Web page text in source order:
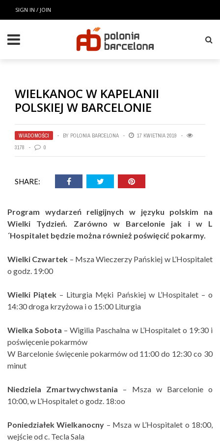
SIGN IN / JOIN
WIELKANOC W KAPELANII
POLSKIEJ W BARCELONIE
WIADOMOŚCI BY POLONIA BARCELONA
17 KWIETNIA 2019
3178
0
SHARE:
Program wydarzeń religijnych w języku polskim na
Wielki Tydzień. Zarówno w Barcelonie jak i w L
´Hospitalet będzie można również poświęcić pokarmy.
Wielki Czwartek – Msza Wieczerzy Pańskiej w L’Hospitalet
o godz. 19:00
Wielki Piątek – Liturgia Męki Pańskiej w L’Hospitalet – o
14:30 droga krzyżowa i o 15:00 Liturgia
Wielka Sobota – Wigilia Paschalna w L’Hospitalet o 19:30 i
poświęcenie pokarmów
W Barcelonie święcenie pokarmów od 11:00 do 12:30 co 30
minut
Niedziela Zmartwychwstania – Msza w Barcelonie o
10:00, w L’Hospitalet o godz. 18:oo
Poniedziałek Wielkanocny – Msza w L’Hospitalet o 18:00,
wejście od c. Tecla Sala